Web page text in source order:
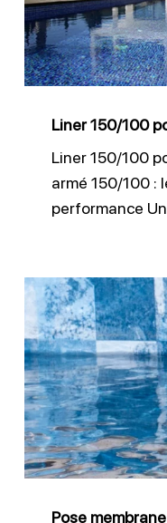
durables
Liner 150/100
Liner 150/100
armé 150/100 :
performance
Pose
membrane
piscine
PVC
armé
par
Fusion
Pose